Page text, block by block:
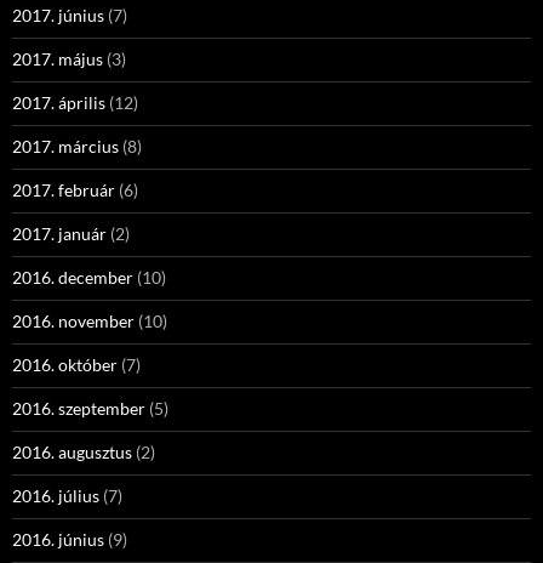
2017. június (7)
2017. május (3)
2017. április (12)
2017. március (8)
2017. február (6)
2017. január (2)
2016. december (10)
2016. november (10)
2016. október (7)
2016. szeptember (5)
2016. augusztus (2)
2016. július (7)
2016. június (9)